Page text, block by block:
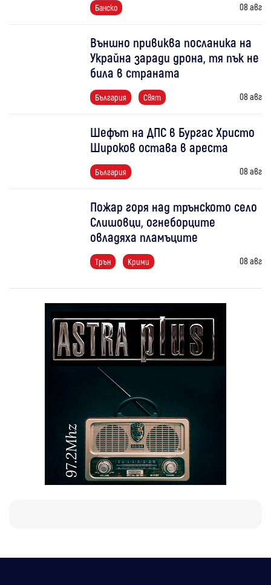
Банско 08 авг
Външно привиква посланика на
Украйна заради дрона, тя пък не
била в страната
България Свят 08 авг
Шефът на ДПС в Бургас Христо
Широков остава в ареста
България 08 авг
Пожар горя над трънското село
Слишовци, огнеборците
овладяха пламъците
Трън Крими 08 авг